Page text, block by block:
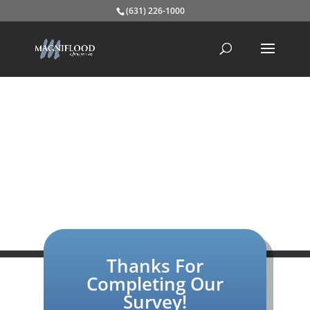
(631) 226-1000
Thanks For
Completing Our
Survey!